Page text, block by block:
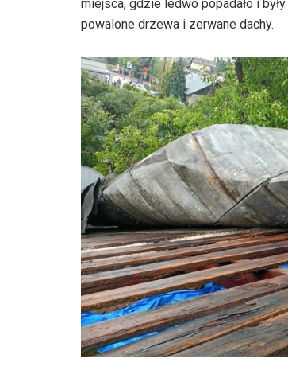
miejsca, gdzie ledwo popadało i
powalone drzewa i zerwane dachy.